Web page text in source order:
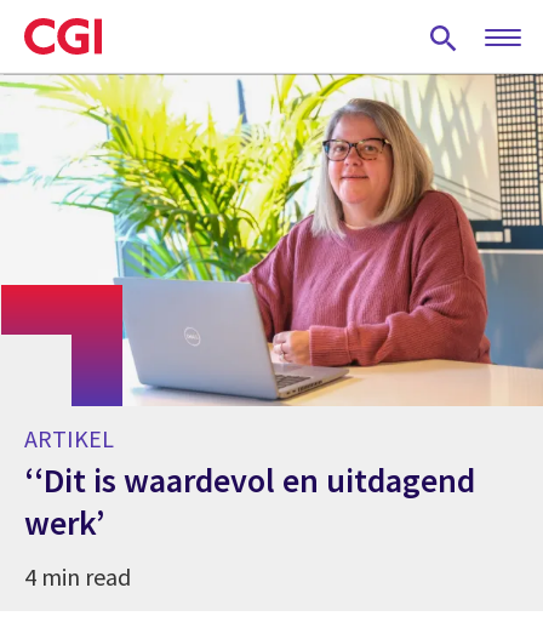
Skip
to
main
content
ARTIKEL
‘‘Dit is waardevol en uitdagend
werk’
4 min read